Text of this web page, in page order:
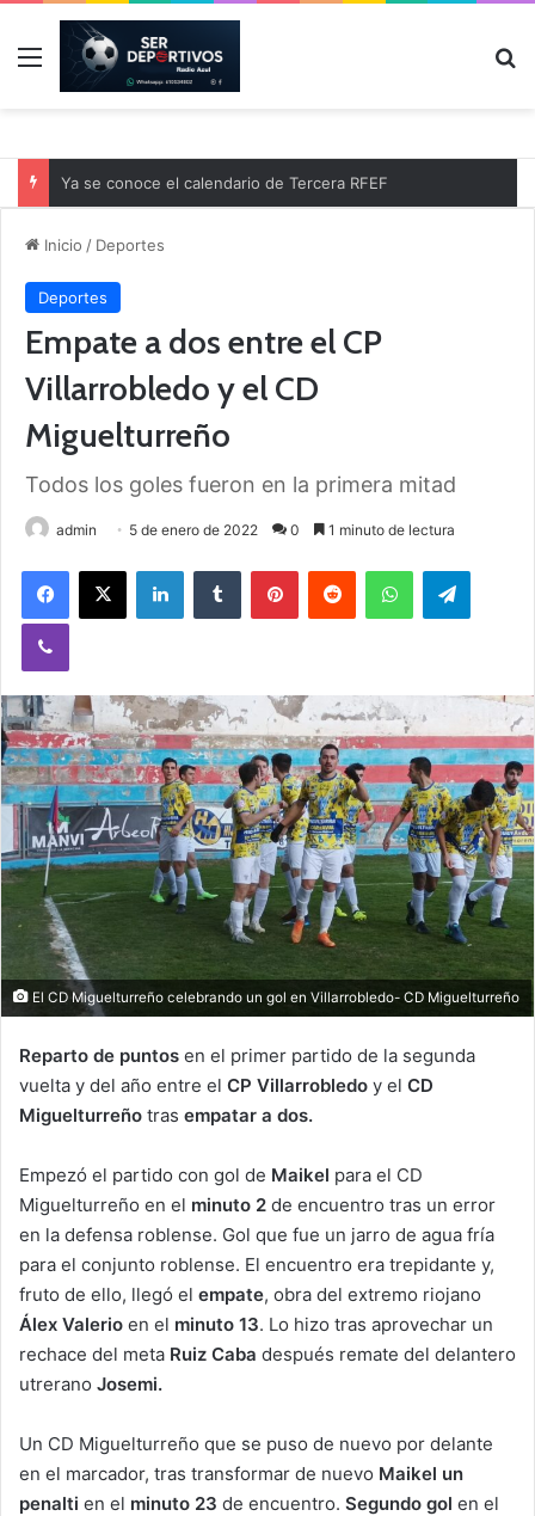
Menú
Ya se conoce el calendario de Tercera RFEF
Inicio / Deportes
Deportes
Empate a dos entre el CP
Villarrobledo y el CD
Miguelturreño
Todos los goles fueron en la primera mitad
admin 5 de enero de 2022 0 1 minuto de lectura
El CD Miguelturreño celebrando un gol en Villarrobledo- CD Miguelturreño
Reparto de puntos en el primer partido de la segunda
vuelta y del año entre el CP Villarrobledo y el CD
Miguelturreño tras empatar a dos.
Empezó el partido con gol de Maikel para el CD
Miguelturreño en el minuto 2 de encuentro tras un error
en la defensa roblense. Gol que fue un jarro de agua fría
para el conjunto roblense. El encuentro era trepidante y,
fruto de ello, llegó el empate, obra del extremo riojano
Álex Valerio en el minuto 13. Lo hizo tras aprovechar un
rechace del meta Ruiz Caba después remate del delantero
utrerano Josemi.
Un CD Miguelturreño que se puso de nuevo por delante
en el marcador, tras transformar de nuevo Maikel un
penalti en el minuto 23 de encuentro. Segundo gol en el